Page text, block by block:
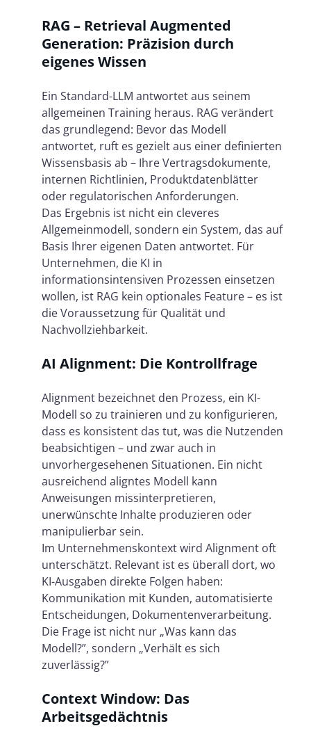
RAG – Retrieval Augmented
Generation: Präzision durch
eigenes Wissen
Ein Standard-LLM antwortet aus seinem
allgemeinen Training heraus. RAG verändert
das grundlegend: Bevor das Modell
antwortet, ruft es gezielt aus einer definierten
Wissensbasis ab – Ihre Vertragsdokumente,
internen Richtlinien, Produktdatenblätter
oder regulatorischen Anforderungen.
Das Ergebnis ist nicht ein cleveres
Allgemeinmodell, sondern ein System, das auf
Basis Ihrer eigenen Daten antwortet. Für
Unternehmen, die KI in
informationsintensiven Prozessen einsetzen
wollen, ist RAG kein optionales Feature – es ist
die Voraussetzung für Qualität und
Nachvollziehbarkeit.
AI Alignment: Die Kontrollfrage
Alignment bezeichnet den Prozess, ein KI-
Modell so zu trainieren und zu konfigurieren,
dass es konsistent das tut, was die Nutzenden
beabsichtigen – und zwar auch in
unvorhergesehenen Situationen. Ein nicht
ausreichend aligntes Modell kann
Anweisungen missinterpretieren,
unerwünschte Inhalte produzieren oder
manipulierbar sein.
Im Unternehmenskontext wird Alignment oft
unterschätzt. Relevant ist es überall dort, wo
KI-Ausgaben direkte Folgen haben:
Kommunikation mit Kunden, automatisierte
Entscheidungen, Dokumentenverarbeitung.
Die Frage ist nicht nur „Was kann das
Modell?”, sondern „Verhält es sich
zuverlässig?”
Context Window: Das
Arbeitsgedächtnis